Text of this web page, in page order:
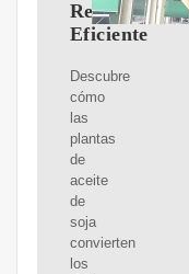
Refinación
Eficiente
Descubre
cómo
las
plantas
de
aceite
de
soja
convierten
los